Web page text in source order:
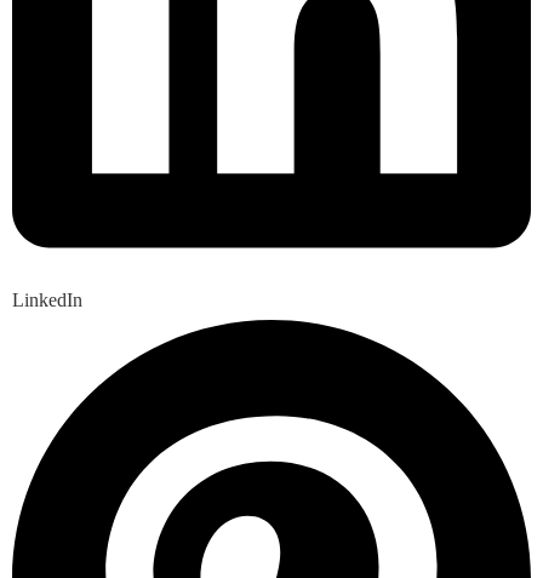
LinkedIn